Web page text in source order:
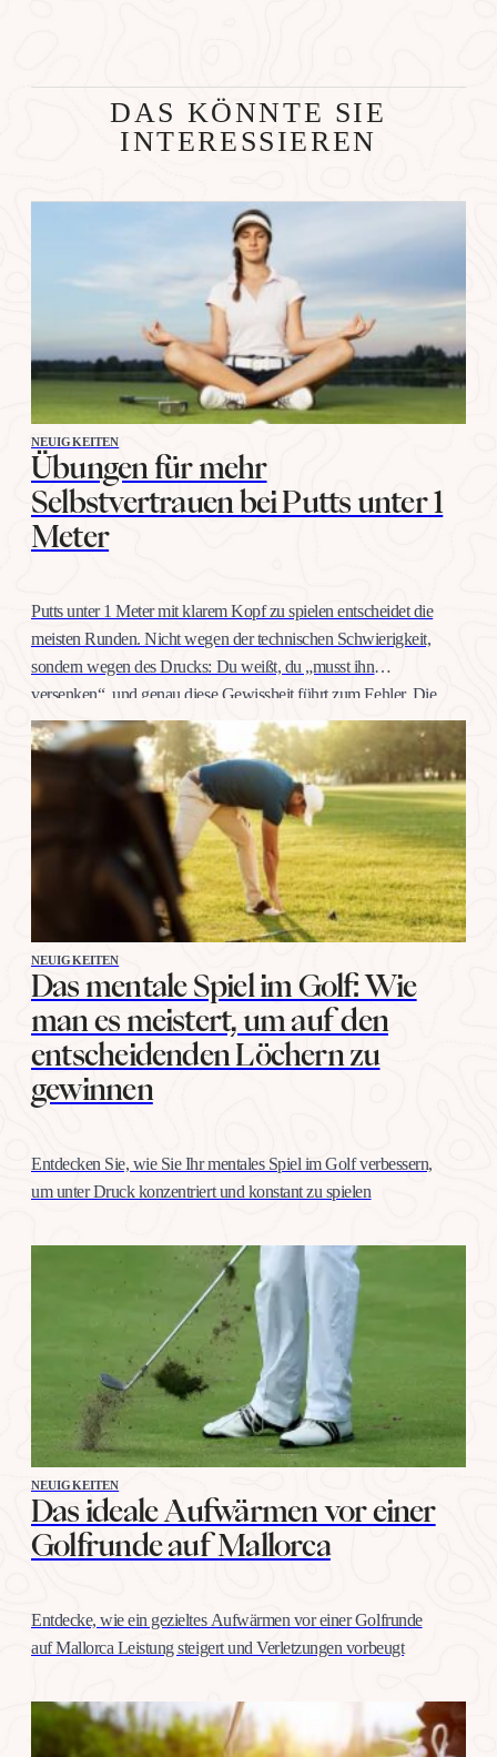
DAS KÖNNTE SIE
INTERESSIEREN
NEUIGKEITEN
Übungen für mehr
Selbstvertrauen bei Putts unter 1
Meter
Putts unter 1 Meter mit klarem Kopf zu spielen entscheidet die
meisten Runden. Nicht wegen der technischen Schwierigkeit,
sondern wegen des Drucks: Du weißt, du „musst ihn
versenken“, und genau diese Gewissheit führt zum Fehler. Die
gute Nachricht: Selbstvertrauen auf dieser Distanz trainiert man
wie jeden anderen Schlag, mit konkreten Übungen, nicht mit
Willenskraft. Warum…
NEUIGKEITEN
Das mentale Spiel im Golf: Wie
man es meistert, um auf den
entscheidenden Löchern zu
gewinnen
Entdecken Sie, wie Sie Ihr mentales Spiel im Golf verbessern,
um unter Druck konzentriert und konstant zu spielen
NEUIGKEITEN
Das ideale Aufwärmen vor einer
Golfrunde auf Mallorca
Entdecke, wie ein gezieltes Aufwärmen vor einer Golfrunde
auf Mallorca Leistung steigert und Verletzungen vorbeugt